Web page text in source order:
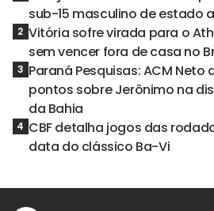
sub-15 masculino de estado
2 Vitória sofre virada para o
sem vencer fora de casa no
3 Paraná Pesquisas: ACM Neto
pontos sobre Jerônimo na
da Bahia
4 CBF detalha jogos das
data do clássico Ba-Vi